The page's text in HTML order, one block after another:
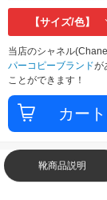
【サイズ/色】
当店のシャネル
パーコピーブランドが
ことができます！
靴商品説明